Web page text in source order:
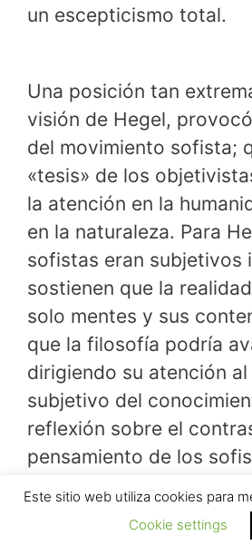
un escepticismo total.
Una posición tan
visión de Hegel,
del movimiento sofista;
«tesis» de los
la atención en la
en la naturaleza. Para
sofistas eran subjetivos
sostienen que la
solo mentes y sus
que la filosofía podría
dirigiendo su atención
subjetivo del
reflexión sobre el
pensamiento de los
«síntesis» de Platón y
Este sitio web utiliza cookies para
Cookie settings